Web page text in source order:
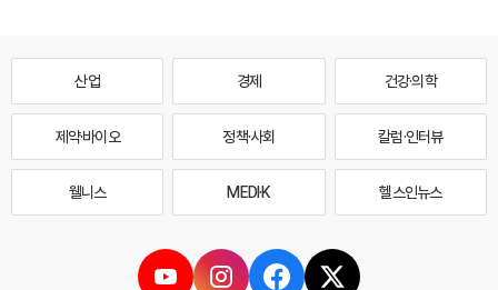
산업 경제 건강·의학
제약·바이오 정책·사회 칼럼·인터뷰
웰니스 MEDI·K 헬스인뉴스